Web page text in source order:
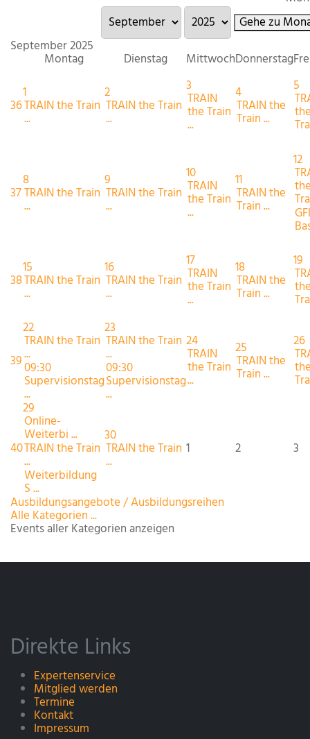
Gehe zu
September 2025
Montag Dienstag MittwochDonnerstag
36
1
TRAIN the Train
...
2
TRAIN the Train
...
3
TRAIN
the Train
...
4
TRAIN the
Train ...
5
37
8
TRAIN the Train
...
9
TRAIN the Train
...
10
TRAIN
the Train
...
11
TRAIN the
Train ...
12
38
15
TRAIN the Train
...
16
TRAIN the Train
...
17
TRAIN
the Train
...
18
TRAIN the
Train ...
19
39
22
TRAIN the Train
...
09:30
Supervisionstag
...
23
TRAIN the Train
...
09:30
Supervisionstag
...
24
TRAIN
the Train
...
25
TRAIN the
Train ...
26
40
29
Online-
Weiterbi ...
TRAIN the Train
...
Weiterbildung
S ...
30
TRAIN the Train
...
1 2 3
Ausbildungsangebote / Ausbildungsreihen
Alle Kategorien ...
Events aller Kategorien anzeigen
Direkte Links
Expertenservice
Mitglied werden
Termine
Kontakt
Impressum